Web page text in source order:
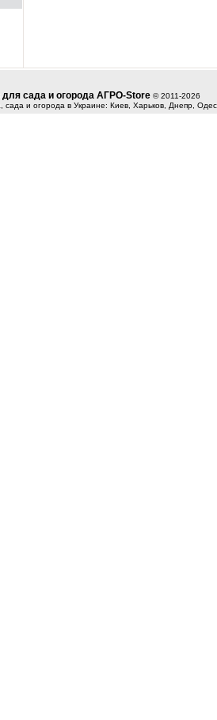
для сада и огорода АГРО-Store © 2011-2026
сада и огорода в Украине: Киев, Харьков, Днепр,